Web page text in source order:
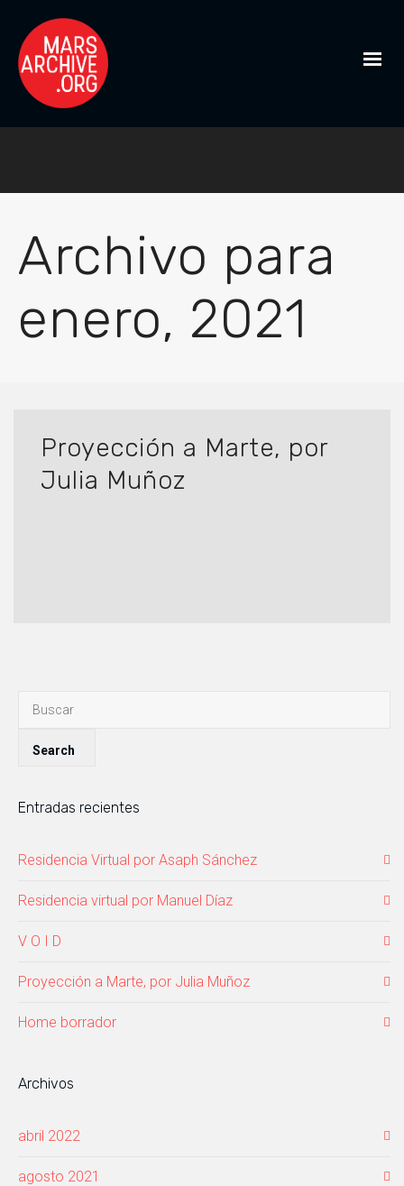
Archivo para
enero, 2021
Proyección a Marte, por
Julia Muñoz
Entradas recientes
Residencia Virtual por Asaph Sánchez
Residencia virtual por Manuel Díaz
V O I D
Proyección a Marte, por Julia Muñoz
Home borrador
Archivos
abril 2022
agosto 2021